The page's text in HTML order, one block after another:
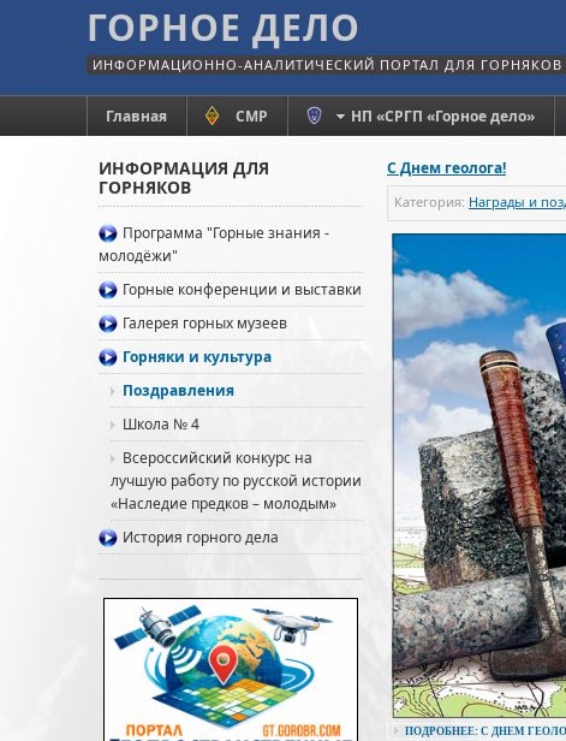
ГОРНОЕ ДЕЛО
ИНФОРМАЦИОННО-АНАЛИТИЧЕСКИЙ ПОРТАЛ ДЛЯ ГОРНЯКОВ
Главная СМР НП «СРГП «Горное дело»
С Днем геолога!
Категория: Награды и
ПОДРОБНЕЕ: С ДНЕМ
ИНФОРМАЦИЯ ДЛЯ
ГОРНЯКОВ
Программа "Горные знания -
молодёжи"
Горные конференции и выставки
Галерея горных музеев
Горняки и культура
Поздравления
Школа № 4
Всероссийский конкурс на
лучшую работу по русской истории
«Наследие предков – молодым»
История горного дела